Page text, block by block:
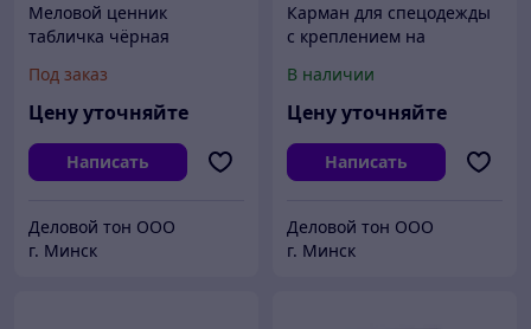
Меловой ценник
табличка чёрная
Под заказ
Цену уточняйте
Написать
Деловой тон ООО
г. Минск
Карман для спецодежды
с креплением на
липучками
В наличии
Цену уточняйте
Написать
Деловой тон ООО
г. Минск